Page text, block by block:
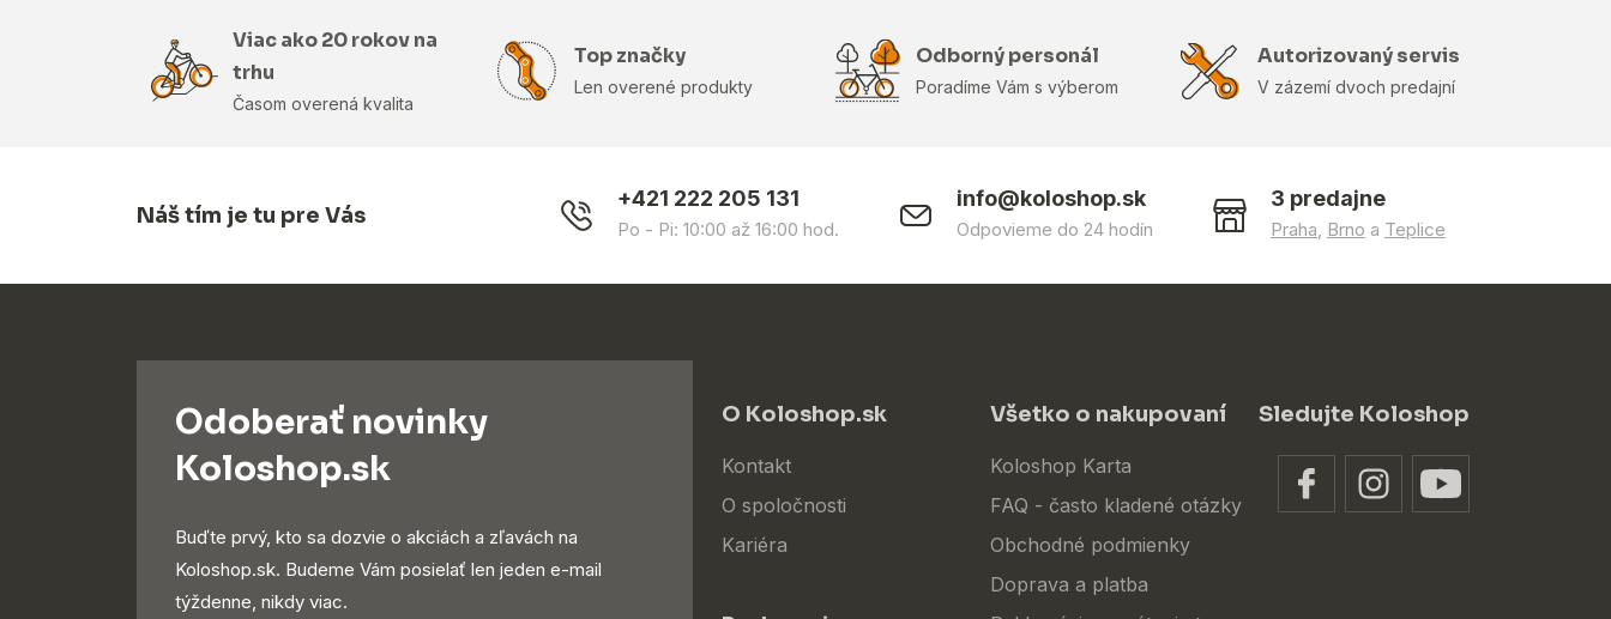
Viac ako 20 rokov na
trhu
Časom overená kvalita
Top značky
Len overené produkty
Odborný personál
Poradíme Vám s výberom
Autorizovaný servis
V zázemí dvoch predajní
Náš tím je tu pre Vás
+421 222 205 131
Po - Pi: 10:00 až 16:00 hod.
info@koloshop.sk
Odpovieme do 24 hodín
3 predajne
Praha, Brno a Teplice
Odoberať novinky
Koloshop.sk
Buďte prvý, kto sa dozvie o akciách a zľavách na
Koloshop.sk. Budeme Vám posielať len jeden e-mail
týždenne, nikdy viac.
O Koloshop.sk
Kontakt
O spoločnosti
Kariéra
Všetko o nakupovaní
Koloshop Karta
FAQ - často kladené otázky
Obchodné podmienky
Doprava a platba
Sledujte Koloshop